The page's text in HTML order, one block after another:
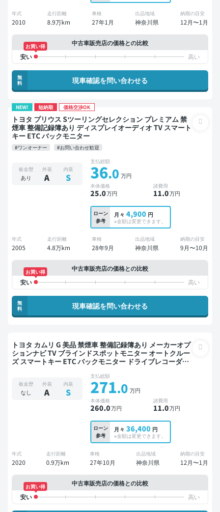
年式
2010
走行距離
8.9万km
車検
27年1月
出品地域
神奈川県
納期の目安
12月〜1月
中古車販売店の価格との比較
お買い得
無
料
現車確認を問い合わせる
NEW! 短納期 価格交渉OK
トヨタ プリウス Sツーリングセレクション プレミアム 禁
煙車 整備記録簿あり ディスプレイオーディオ TV スマート
キー ETC バックモニター
#ワンオーナー #お問い合わせ歓迎
板金歴
あり
外装
A
内装
S
支払総額
36.0 万円
本体価格
25.0万円
諸費用
11.0万円
ローン
参考
月々 4,900 円
※金額は変更できます。
年式
2005
走行距離
4.8万km
車検
28年9月
出品地域
神奈川県
納期の目安
9月〜10月
中古車販売店の価格との比較
お買い得
無
料
現車確認を問い合わせる
トヨタ カムリ G 美品 禁煙車 整備記録簿あり メーカーオプ
ションナビ TV ブラインドスポットモニター オートクルー
ズ スマートキー ETC バックモニター ドライブレコーダー
板金歴
なし
外装
A
内装
S
支払総額
271.0 万円
本体価格
260.0万円
諸費用
11.0万円
ローン
参考
月々 36,400 円
※金額は変更できます。
年式
2020
走行距離
0.9万km
車検
27年10月
出品地域
神奈川県
納期の目安
12月〜1月
中古車販売店の価格との比較
お買い得